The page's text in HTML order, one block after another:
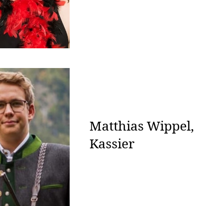
Matthias Wippel,
Kassier